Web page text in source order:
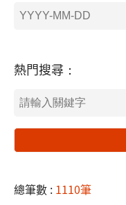
熱門搜尋：
總筆數 : 1110筆